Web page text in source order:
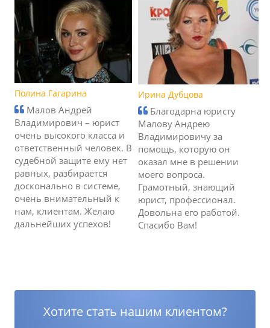
Полина Гагарина
Малов Андрей
Владимирович – юрист
очень высокого класса и
ответственный человек. В
судебной защите ему нет
равных, разбирается
досконально в системе,
очень внимательный к
нам, клиентам. Желаю
дальнейших успехов!
Ирина Дубцова
Благодарна юристу
Малову Андрею
Владимировичу за
помощь, которую он
оказал мне в решении
моего вопроса.
Грамотный, знающий
юрист, профессионал.
Довольна его работой.
Спасибо Вам!
Хотите стать нашим клиентом?